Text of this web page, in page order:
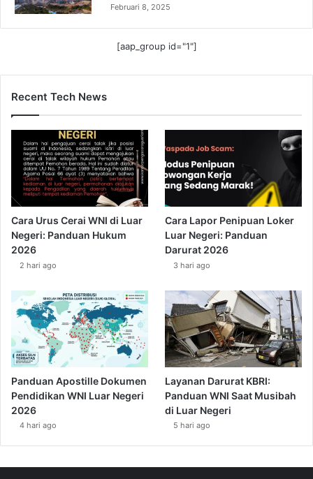
Februari 8, 2025
[aap_group id="1"]
Recent Tech News
Cara Urus Cerai WNI di Luar
Negeri: Panduan Hukum
2026
2 hari ago
Cara Lapor Penipuan Loker
Luar Negeri: Panduan
Darurat 2026
3 hari ago
Panduan Apostille Dokumen
Pendidikan WNI Luar Negeri
2026
4 hari ago
Layanan Darurat KBRI:
Panduan WNI Saat Musibah
di Luar Negeri
5 hari ago